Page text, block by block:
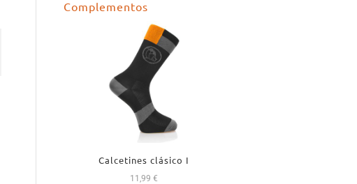
era:
18,99 €.
Complementos
Calcetines clásico I
11,99€